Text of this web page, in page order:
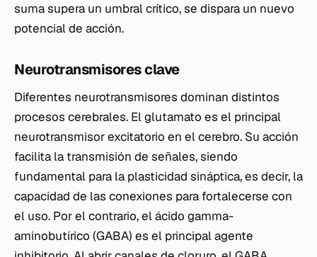
suma supera un umbral crítico, se dispara un nuevo
potencial de acción.
Neurotransmisores clave
Diferentes neurotransmisores dominan distintos
procesos cerebrales. El glutamato es el principal
neurotransmisor excitatorio en el cerebro. Su acción
facilita la transmisión de señales, siendo
fundamental para la plasticidad sináptica, es decir, la
capacidad de las conexiones para fortalecerse con
el uso. Por el contrario, el ácido gamma-
aminobutírico (GABA) es el principal agente